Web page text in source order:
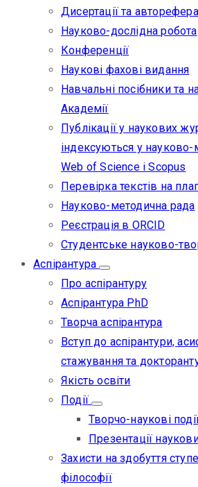
Дисертації та
Науково-дослідна робота
Конференції
Наукові фахові видання
Навчальні посібники та
Академії
Публікації у наукових
індексуються у науково-
Web of Science i Scopus
Перевірка текстів на
Науково-методична рада
Реєстрація в ORCID
Студентське науково-
Аспірантура
Про аспірантуру
Аспірантура PhD
Творча аспірантура
Вступ до аспірантури,
стажування та
Якість освіти
Події
Творчо-наукові
Презентації
Захисти на здобуття
філософії